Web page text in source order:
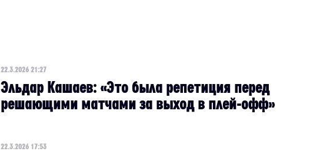
22.3.2026 21:27
Эльдар Кашаев: «Это была репетиция перед
решающими матчами за выход в плей-офф»
22.3.2026 17:53